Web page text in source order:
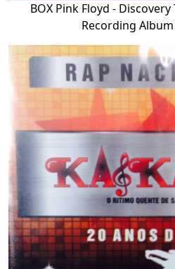
BOX Pink Floyd -
Recording Album